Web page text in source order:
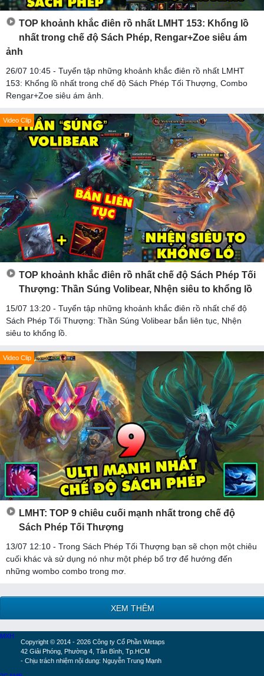
TOP khoảnh khắc điên rồ nhất LMHT 153: Khổng lồ
nhất trong chế độ Sách Phép, Rengar+Zoe siêu ám
ảnh
26/07 10:45 - Tuyển tập những khoảnh khắc điên rồ nhất LMHT
153: Khổng lồ nhất trong chế độ Sách Phép Tối Thượng, Combo
Rengar+Zoe siêu ám ảnh.
Video Clip
TOP khoảnh khắc điên rồ nhất chế độ Sách Phép Tối
Thượng: Thần Súng Volibear, Nhện siêu to khổng lồ
15/07 13:20 - Tuyển tập những khoảnh khắc điên rồ nhất chế độ
Sách Phép Tối Thượng: Thần Súng Volibear bắn liên tục, Nhện
siêu to khổng lồ.
Video Clip
LMHT: TOP 9 chiêu cuối mạnh nhất trong chế độ
Sách Phép Tối Thượng
13/07 12:10 - Trong Sách Phép Tối Thượng bạn sẽ chọn một chiêu
cuối khác và sử dụng nó như một phép bổ trợ để hướng đến
những wombo combo trong mơ.
XEM THÊM
Copyright © 2014 - 2026 Công ty Cổ Phần Wetaps
42 Giải Phóng, Phường 4, Tân Bình, Tp.HCM
- Chịu trách nhiệm nội dung: Nguyễn Trung Mạnh
MXH